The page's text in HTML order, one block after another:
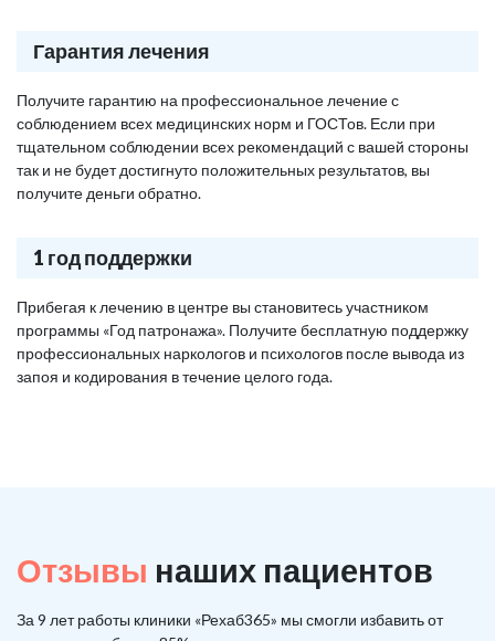
Гарантия лечения
Получите гарантию на профессиональное лечение с
соблюдением всех медицинских норм и ГОСТов. Если при
тщательном соблюдении всех рекомендаций с вашей стороны
так и не будет достигнуто положительных результатов, вы
получите деньги обратно.
1 год поддержки
Прибегая к лечению в центре вы становитесь участником
программы «Год патронажа». Получите бесплатную поддержку
профессиональных наркологов и психологов после вывода из
запоя и кодирования в течение целого года.
Отзывы наших пациентов
За 9 лет работы клиники «Рехаб365» мы смогли избавить от